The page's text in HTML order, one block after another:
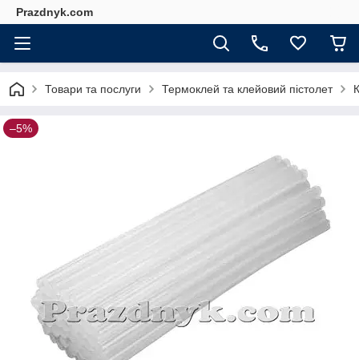
Prazdnyk.com
Товари та послуги Термоклей та клейовий пістолет
–5%